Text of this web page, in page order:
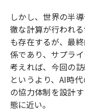
しかし、世界の半
徹な計算が行われ
も存在するが、最
係であり、サプラ
考えれば、今回の
というより、AI時
の協力体制を設計
態に近い。